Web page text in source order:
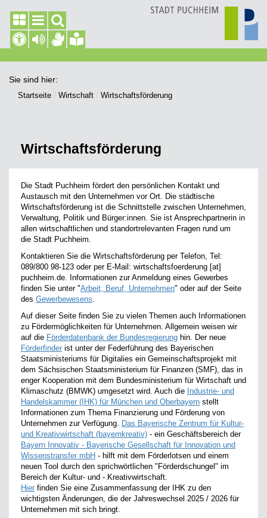
Sie sind hier:
Startseite Wirtschaft Wirtschaftsförderung
Wirtschaftsförderung
Die Stadt Puchheim fördert den persönlichen Kontakt und
Austausch mit den Unternehmen vor Ort. Die städtische
Wirtschaftsförderung ist die Schnittstelle zwischen Unternehmen,
Verwaltung, Politik und Bürger:innen. Sie ist Ansprechpartnerin in
allen wirtschaftlichen und standortrelevanten Fragen rund um
die Stadt Puchheim.
Kontaktieren Sie die Wirtschaftsförderung per Telefon, Tel:
089/800 98-123 oder per E-Mail: wirtschaftsfoerderung [at]
puchheim.de. Informationen zur Anmeldung eines Gewerbes
finden Sie unter "Arbeit, Beruf, Unternehmen" oder auf der Seite
des Gewerbewesens.
Auf dieser Seite finden Sie zu vielen Themen auch Informationen
zu Fördermöglichkeiten für Unternehmen. Allgemein weisen wir
auf die Förderdatenbank der Bundesregierung hin. Der neue
Förderfinder ist unter der Federführung des Bayerischen
Staatsministeriums für Digitalies ein Gemeinschaftsprojekt mit
dem Sächsischen Staatsministerium für Finanzen (SMF), das in
enger Kooperation mit dem Bundesministerium für Wirtschaft und
Klimaschutz (BMWK) umgesetzt wird. Auch die Industrie- und
Handelskammer (IHK) für München und Oberbayern stellt
Informationen zum Thema Finanzierung und Förderung von
Unternehmen zur Verfügung. Das Bayerische Zentrum für Kultur-
und Kreativwirtschaft (bayernkreativ) - ein Geschäftsbereich der
Bayern Innovativ - Bayerische Gesellschaft für Innovation und
Wissenstransfer mbH - hilft mit dem Förderlotsen und einem
neuen Tool durch den sprichwörtlichen "Förderdschungel" im
Bereich der Kultur- und - Kreativwirtschaft.
Hier finden Sie eine Zusammenfassung der IHK zu den
wichtigsten Änderungen, die der Jahreswechsel 2025 / 2026 für
Unternehmen mit sich bringt.